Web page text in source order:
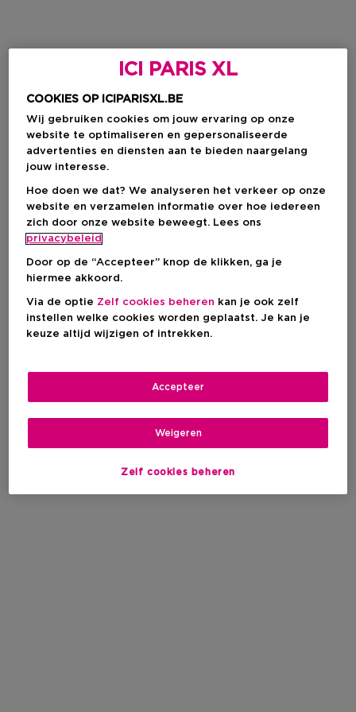
ICI PARIS XL
COOKIES OP ICIPARISXL.BE
Wij gebruiken cookies om jouw ervaring op onze
website te optimaliseren en gepersonaliseerde
advertenties en diensten aan te bieden naargelang
jouw interesse.
Hoe doen we dat? We analyseren het verkeer op onze
website en verzamelen informatie over hoe iedereen
zich door onze website beweegt. Lees ons
privacybeleid
Door op de “Accepteer” knop de klikken, ga je
hiermee akkoord.
Via de optie Zelf cookies beheren kan je ook zelf
instellen welke cookies worden geplaatst. Je kan je
keuze altijd wijzigen of intrekken.
Zelf cookies beheren
Weigeren
Accepteer